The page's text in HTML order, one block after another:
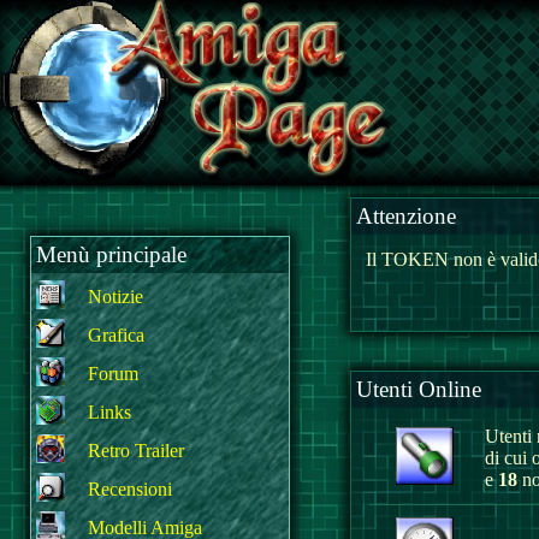
Menù principale
Notizie
Grafica
Forum
Links
Retro Trailer
Recensioni
Modelli Amiga
Attenzione
Il TOKEN non è
Utenti Online
Utenti
di cui
e18